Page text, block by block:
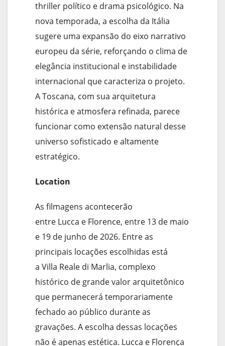
thriller político e drama psicológico. Na
nova temporada, a escolha da Itália
sugere uma expansão do eixo narrativo
europeu da série, reforçando o clima de
elegância institucional e instabilidade
internacional que caracteriza o projeto.
A Toscana, com sua arquitetura
histórica e atmosfera refinada, parece
funcionar como extensão natural desse
universo sofisticado e altamente
estratégico.
Location
As filmagens acontecerão
entre Lucca e Florence, entre 13 de maio
e 19 de junho de 2026. Entre as
principais locações escolhidas está
a Villa Reale di Marlia, complexo
histórico de grande valor arquitetônico
que permanecerá temporariamente
fechado ao público durante as
gravações. A escolha dessas locações
não é apenas estética. Lucca e Florença